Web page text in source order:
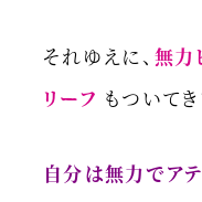
それゆえに、 無力
リーフ もついてき
自分は無力でア